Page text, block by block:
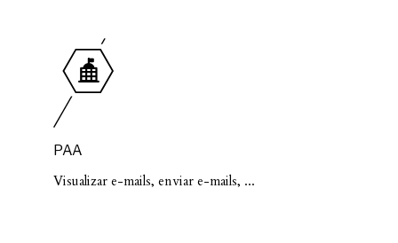
PAA
Visualizar e-mails, enviar e-mails, ...